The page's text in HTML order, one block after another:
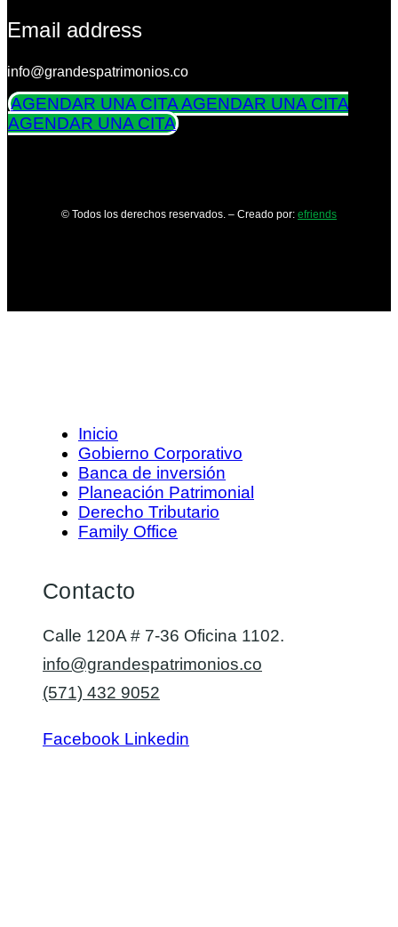
Email address
info@grandespatrimonios.co
AGENDAR UNA CITAAGENDAR UNA CITA
AGENDAR UNA CITA
© Todos los derechos reservados. – Creado por: efriends
Inicio
Gobierno Corporativo
Banca de inversión
Planeación Patrimonial
Derecho Tributario
Family Office
Contacto
Calle 120A # 7-36 Oficina 1102.
info@grandespatrimonios.co
(571) 432 9052
Facebook Linkedin